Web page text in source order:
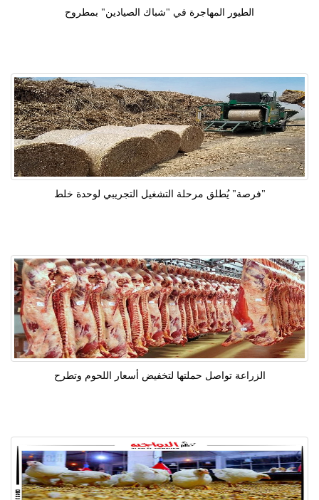
الطيور المهاجرة في "شباك الصيادين" بمطروح
"فرصة" يُطلق مرحلة التشغيل التجريبي لوحدة خلط
الزراعة تواصل حملتها لتخفيض أسعار اللحوم وتطرح